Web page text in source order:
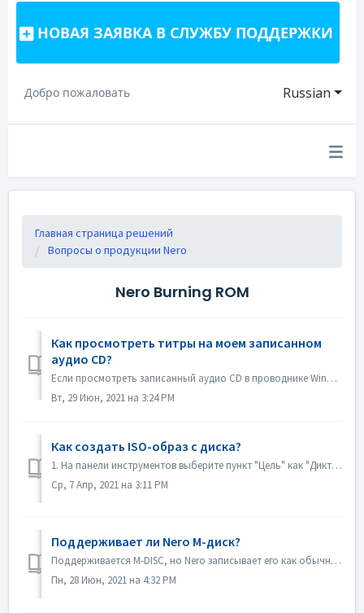
НОВАЯ ЗАЯВКА В СЛУЖБУ ПОДДЕРЖКИ
Russian
Добро пожаловать
Главная страница решений
Вопросы о продукции Nero
Nero Burning ROM
Как просмотреть титры на моем записанном
аудио CD?
Если просмотреть записанный аудио CD в проводнике Windows, он будет отображаться как дорожка 01, дорожка 02. Это соответствует ожиданиям: Если воспроизве...
Вт, 29 Июн, 2021 на 3:24 PM
Как создать ISO-образ с диска?
1. На панели инструментов выберите пункт "Цель" как "Диктофон изображений". 2. Вставьте исходный диск в дисковод. Нажмите кнопку Копи...
Ср, 7 Апр, 2021 на 3:11 PM
Поддерживает ли Nero M-диск?
Поддерживается M-DISC, но Nero записывает его как обычные диски. Для этого не существует специальной обработки.
Пн, 28 Июн, 2021 на 4:32 PM